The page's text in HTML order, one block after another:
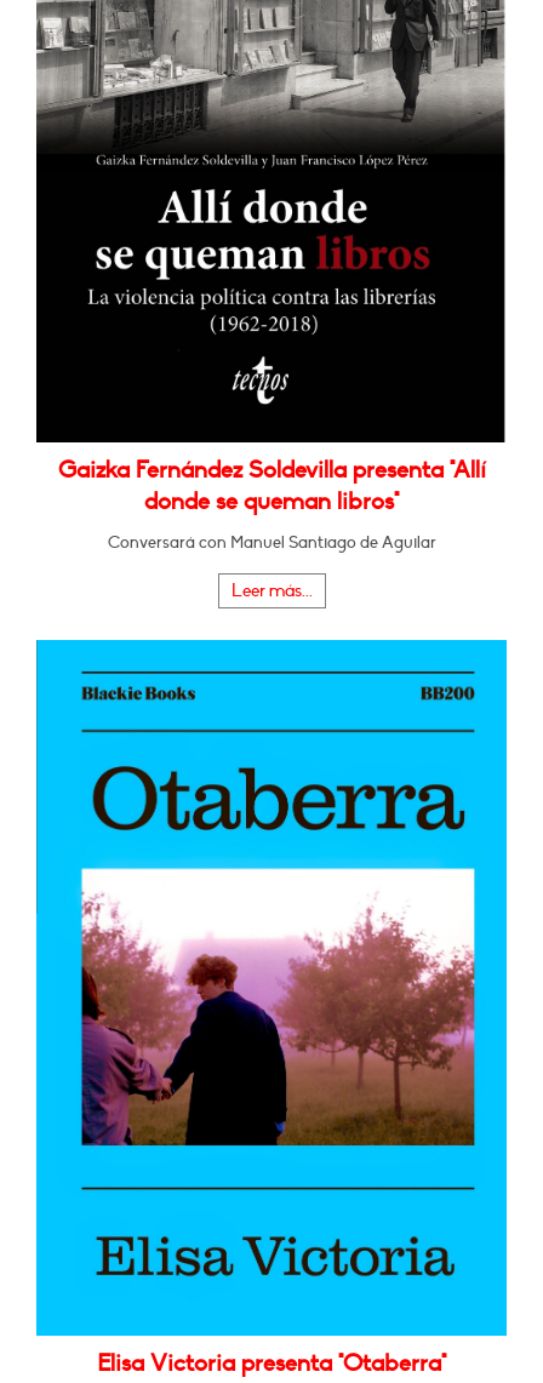
Gaizka Fernández Soldevilla presenta "Allí
donde se queman libros"
Conversará con Manuel Santiago de Aguilar
Leer más...
Elisa Victoria presenta "Otaberra"